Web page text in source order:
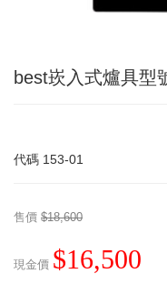
best崁入式爐具型
代碼 153-01
售價 $18,600
現金價 $16,500